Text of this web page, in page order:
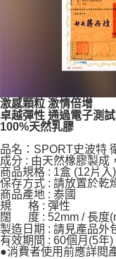
激感顆粒 激情倍增
卓越彈性 通過電子測試
100%天然乳膠
品名：SPORT史波特
成分 : 由天然橡膠製成
商品規格 : 1盒 (12片入)
保存方式 : 請放置於
商品產地 : 泰國
規 格 : 彈性
闊 度 : 52mm /長度
製造日期 : 請見產品外
有效期間 : 60個月(5年)
●消費者使用前應詳閱